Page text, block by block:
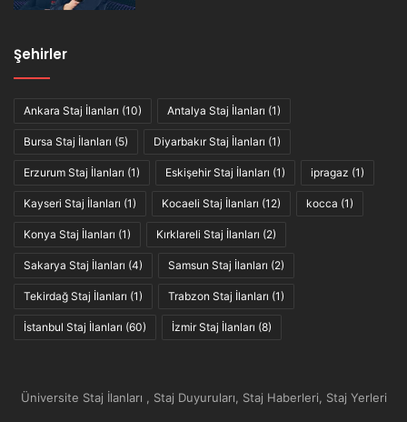
Şehirler
Ankara Staj İlanları (10) Antalya Staj İlanları (1)
Bursa Staj İlanları (5) Diyarbakır Staj İlanları (1)
Erzurum Staj İlanları (1) Eskişehir Staj İlanları (1) ipragaz (1)
Kayseri Staj İlanları (1) Kocaeli Staj İlanları (12) kocca (1)
Konya Staj İlanları (1) Kırklareli Staj İlanları (2)
Sakarya Staj İlanları (4) Samsun Staj İlanları (2)
Tekirdağ Staj İlanları (1) Trabzon Staj İlanları (1)
İstanbul Staj İlanları (60) İzmir Staj İlanları (8)
Üniversite Staj İlanları , Staj Duyuruları, Staj Haberleri, Staj Yerleri